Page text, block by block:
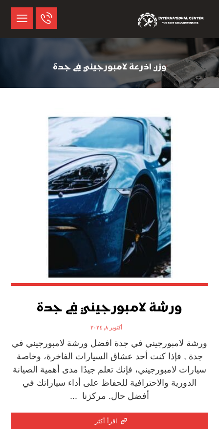
وزن اذرعة لامبورجيني في جدة
ورشة لامبورجيني في جدة
أكتوبر ٨, ٢٠٢٤
ورشة لامبورجيني في جدة افضل ورشة لامبورجيني في
جدة , فإذا كنت أحد عشاق السيارات الفاخرة، وخاصة
سيارات لامبورجيني، فإنك تعلم جيدًا مدى أهمية الصيانة
الدورية والاحترافية للحفاظ على أداء سياراتك في
أفضل حال. مركزنا ...
اقرأ أكثر